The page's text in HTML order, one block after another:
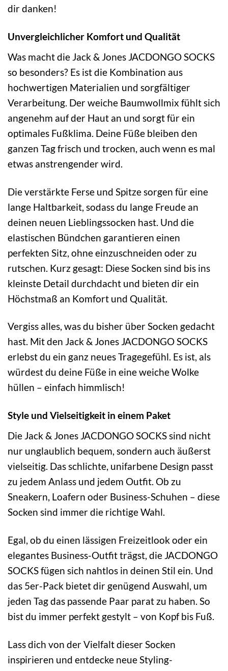
dir danken!
Unvergleichlicher Komfort und Qualität
Was macht die Jack & Jones JACDONGO SOCKS
so besonders? Es ist die Kombination aus
hochwertigen Materialien und sorgfältiger
Verarbeitung. Der weiche Baumwollmix fühlt sich
angenehm auf der Haut an und sorgt für ein
optimales Fußklima. Deine Füße bleiben den
ganzen Tag frisch und trocken, auch wenn es mal
etwas anstrengender wird.
Die verstärkte Ferse und Spitze sorgen für eine
lange Haltbarkeit, sodass du lange Freude an
deinen neuen Lieblingssocken hast. Und die
elastischen Bündchen garantieren einen
perfekten Sitz, ohne einzuschneiden oder zu
rutschen. Kurz gesagt: Diese Socken sind bis ins
kleinste Detail durchdacht und bieten dir ein
Höchstmaß an Komfort und Qualität.
Vergiss alles, was du bisher über Socken gedacht
hast. Mit den Jack & Jones JACDONGO SOCKS
erlebst du ein ganz neues Tragegefühl. Es ist, als
würdest du deine Füße in eine weiche Wolke
hüllen – einfach himmlisch!
Style und Vielseitigkeit in einem Paket
Die Jack & Jones JACDONGO SOCKS sind nicht
nur unglaublich bequem, sondern auch äußerst
vielseitig. Das schlichte, unifarbene Design passt
zu jedem Anlass und jedem Outfit. Ob zu
Sneakern, Loafern oder Business-Schuhen – diese
Socken sind immer die richtige Wahl.
Egal, ob du einen lässigen Freizeitlook oder ein
elegantes Business-Outfit trägst, die JACDONGO
SOCKS fügen sich nahtlos in deinen Stil ein. Und
das 5er-Pack bietet dir genügend Auswahl, um
jeden Tag das passende Paar parat zu haben. So
bist du immer perfekt gestylt – von Kopf bis Fuß.
Lass dich von der Vielfalt dieser Socken
inspirieren und entdecke neue Styling-